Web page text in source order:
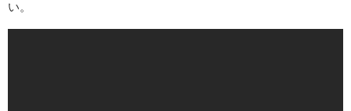
い。